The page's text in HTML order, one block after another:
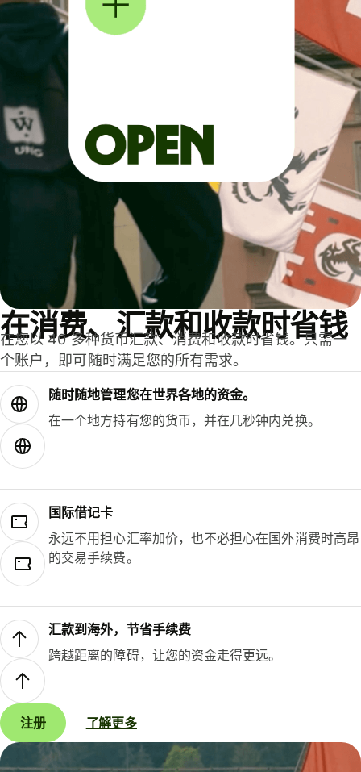
在消费、汇款和收款时省钱
在您以 40 多种货币汇款、消费和收款时省钱。只需一
个账户，即可随时满足您的所有需求。
随时随地管理您在世界各地的资金。
在一个地方持有您的货币，并在几秒钟内兑换。
国际借记卡
永远不用担心汇率加价，也不必担心在国外消费时高昂
的交易手续费。
汇款到海外，节省手续费
跨越距离的障碍，让您的资金走得更远。
注册 了解更多